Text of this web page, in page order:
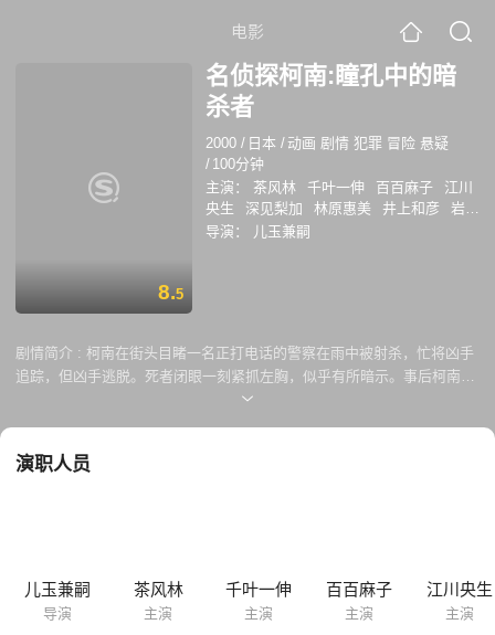
电影
8.5
名侦探柯南:瞳孔中的暗
杀者
2000 / 日本 / 动画 剧情 犯罪 冒险 悬疑
/ 100分钟
主演：
茶风林 千叶一伸 百百麻子
江川
央生
深见梨加 林原惠美 井上和彦
岩居
由希子
神谷明
导演： 儿玉兼嗣
剧情简介 : 柯南在街头目睹一名正打电话的警察在雨中被射杀，忙将凶手
追踪，但凶手逃脱。死者闭眼一刻紧抓左胸，似乎有所暗示。事后柯南从
目暮警官口中了解到紧抓左胸是暗示那里有警察手册。不久又有警察手拿
官只答一句“Need not to know”。该话是警察之间所用的密语，意味这两
来死去的两名警察正与佐藤一起重查一桩有关医生仁野自杀的案件，该案
涉及到警察局长的公子。将局长公子假定为嫌疑人之...
演职人员
儿玉兼嗣
导演
茶风林
主演
千叶一伸
主演
百百麻子
主演
江川央生
主演